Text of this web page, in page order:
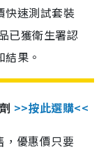
快速測試套裝
已獲衛生署認
果。
>>按此選購<<
，優惠價只要